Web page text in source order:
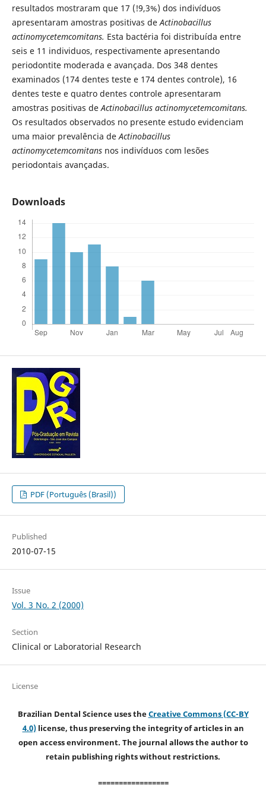
resultados mostraram que 17 (!9,3%) dos indivíduos
apresentaram amostras positivas deActinobacillus
actinomycetemcomitans. Esta bactéria foi distribuída entre
seis e 11 individuos, respectivamente apresentando
periodontite moderada e avançada. Dos 348 dentes
examinados (174 dentes teste e 174 dentes controle), 16
dentes teste e quatro dentes controle apresentaram
amostras positivas deActinobacillus actinomycetemcomitans.
Os resultados observados no presente estudo evidenciam
uma maior prevalência deActinobacillus
actinomycetemcomitans nos indivíduos com lesões
periodontais avançadas.
Downloads
PDF (Português (Brasil))
Published
2010-07-15
Issue
Vol. 3 No. 2 (2000)
Section
Clinical or Laboratorial Research
License
Brazilian Dental Science uses theCreative Commons (CC-BY
4.0)license, thus preserving the integrity of articles in an
open access environment. The journal allows the author to
retain publishing rights without restrictions.
=================